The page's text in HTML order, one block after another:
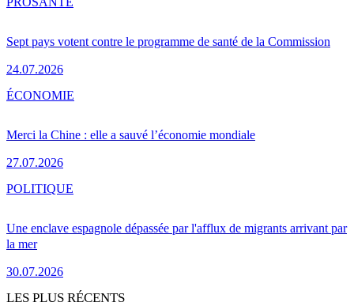
Sept pays votent contre le programme de santé de la Commission
24.07.2026
Merci la Chine : elle a sauvé l’économie mondiale
27.07.2026
ÉCONOMIE
Une enclave espagnole dépassée par l'afflux de migrants arrivant par
la mer
30.07.2026
POLITIQUE
LES PLUS RÉCENTS